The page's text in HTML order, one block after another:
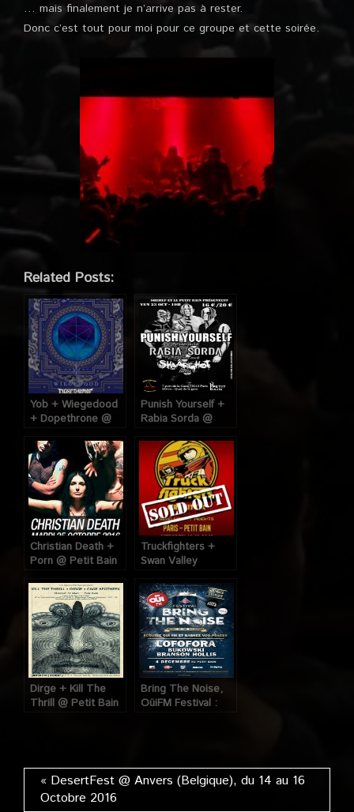
… mais finalement je n’arrive pas à rester.
Donc c’est tout pour moi pour ce groupe et cette soirée.
Related Posts:
Yob + Wiegedood
+ Dopethrone @
le 23 Octobre 2018
Punish Yourself +
Rabia Sorda @
le 23 Octobre 2015
Christian Death +
Porn @ Petit Bain
Octobre 2016
Truckfighters +
Swan Valley
Bain (Paris), le 16
Octobre 2019
Dirge + Kill The
Thrill @ Petit Bain
Bring The Noise,
OüiFM Festival :
« DesertFest @ Anvers (Belgique), du 14 au 16
Octobre 2016